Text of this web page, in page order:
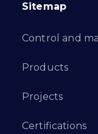
Sitemap
Control and
Products
Projects
Certifications